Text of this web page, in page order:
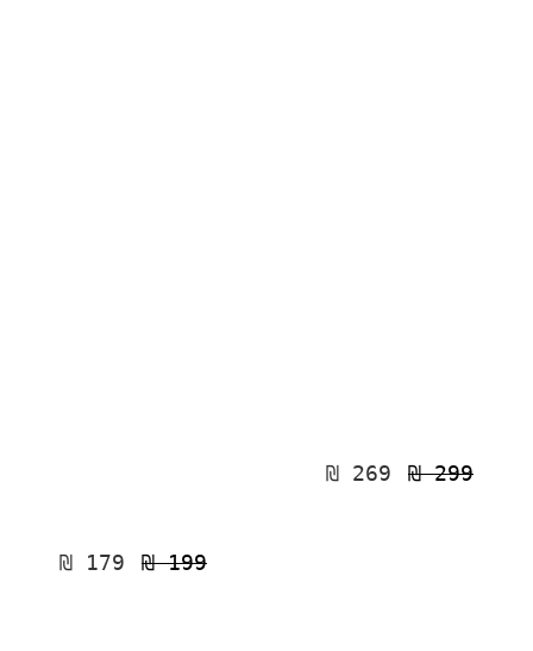
₪ 299
₪ 269
₪ 199
₪ 179